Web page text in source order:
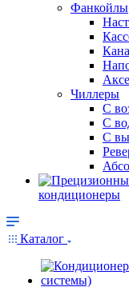
Фанкойлы
Чиллеры
С
С
С
кондиционеры
Каталог